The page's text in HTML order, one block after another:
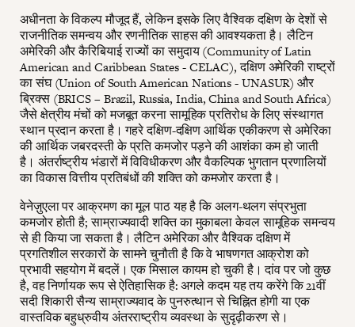
अधीनता के विकल्प मौजूद हैं, लेकिन इसके लिए वैश्विक दक्षिण के देशों से
राजनीतिक समन्वय और रणनीतिक साहस की आवश्यकता है। लैटिन
अमेरिकी और कैरिबियाई राज्यों का समुदाय (Community of Latin
American and Caribbean States - CELAC), दक्षिण अमेरिकी राष्ट्रों
का संघ (Union of South American Nations - UNASUR) और
ब्रिक्स (BRICS – Brazil, Russia, India, China and South Africa)
जैसे क्षेत्रीय मंचों को मजबूत करना सामूहिक प्रतिरोध के लिए संस्थागत
स्थान प्रदान करता है। गहरे दक्षिण-दक्षिण आर्थिक एकीकरण से अमेरिका
की आर्थिक जबरदस्ती के प्रति कमजोर पड़ने की आशंका कम हो जाती
है। अंतर्राष्ट्रीय भंडारों में विविधीकरण और वैकल्पिक भुगतान प्रणालियों
का विकास वित्तीय प्रतिबंधों की शक्ति को कमजोर करता है।
वेनेज़ुएला पर आक्रमण का मूल पाठ यह है कि अलग-थलग संप्रभुता
कमजोर होती है; साम्राज्यवादी शक्ति का मुकाबला केवल सामूहिक समन्वय
से ही किया जा सकता है। लैटिन अमेरिका और वैश्विक दक्षिण में
प्रगतिशील सरकारों के सामने चुनौती है कि वे भाषणगत आक्रोश को
प्रभावी सहयोग में बदलें। एक मिसाल कायम हो चुकी है। दांव पर जो कुछ
है, वह निर्णायक रूप से ऐतिहासिक है: अगले कदम यह तय करेंगे कि 21वीं
सदी शिकारी सैन्य साम्राज्यवाद के पुनरुत्थान से चिह्नित होगी या एक
वास्तविक बहुध्रुवीय अंतरराष्ट्रीय व्यवस्था के सुदृढ़ीकरण से।